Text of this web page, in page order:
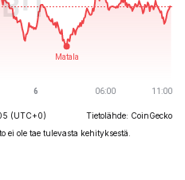
(UTC+0)
Tietolähde: CoinGecko
ei ole tae tulevasta kehityksestä.